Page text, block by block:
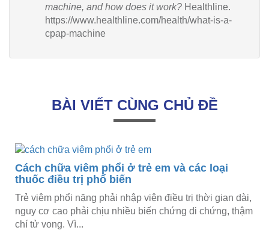
machine, and how does it work? Healthline.
https://www.healthline.com/health/what-is-a-
cpap-machine
BÀI VIẾT CÙNG CHỦ ĐỀ